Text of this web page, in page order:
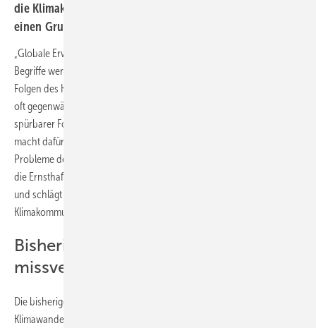
die Klimakrise zu beschreiben. Dafür hat er mehr als nur
einen Grund.
„Globale Erwärmung“, „Treibhauseffekt“, „Klimakatastrophe“: Diese
Begriffe werden in der öffentlichen Debatte über die drohenden
Folgen des Klimawandels häufig verwendet. Doch obwohl das Thema
oft gegenwärtig ist, scheint vielen Menschen die Brisanz trotz erster
spürbarer Folgen nicht klar zu sein. Neurolinguistiker Bálint Forgács
macht dafür die Sprache selbst verantwortlich. „Eines der zentralen
Probleme der derzeitigen Klimakommunikation besteht darin, dass sie
die Ernsthaftigkeit des Problems nicht zum Ausdruck bringt“, sagt er
und schlägt vor, medizinische Fachausdrücke in der
Klimakommunikation zu verwenden.
Bisherige Kommunikation wird
missverstanden
Die bisherige wissenschaftliche Kommunikation rund um den
Klimawandel werde häufig missverstanden oder vermittle nicht die